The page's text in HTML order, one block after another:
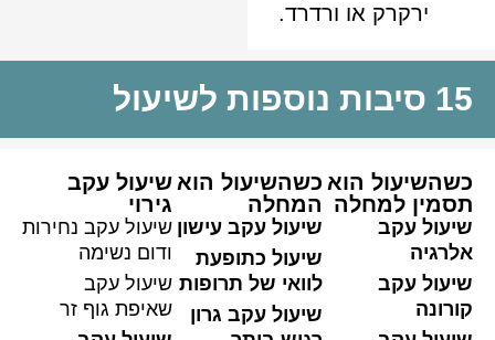
ירקרק או ורדרד.
15 סיבות נוספות לשיעול
כשהשיעול הוא
תסמין למחלה
שיעול עקב
אלרגיה
שיעול עקב
קורונה
כשהשיעול הוא
המחלה
שיעול עקב עישון
שיעול כתופעת
לוואי של תרופות
שיעול עקב גרון
שיעול עקב
גירוי
שיעול עקב נחירות
ודום נשימה
שיעול עקב
שאיפת גוף זר